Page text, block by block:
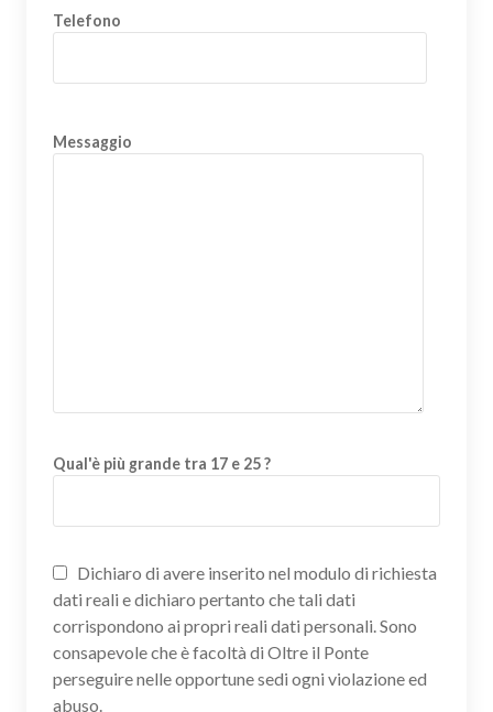
Telefono
Messaggio
Qual'è più grande tra 17 e 25 ?
Dichiaro di avere inserito nel modulo di richiesta
dati reali e dichiaro pertanto che tali dati
corrispondono ai propri reali dati personali. Sono
consapevole che è facoltà di Oltre il Ponte
perseguire nelle opportune sedi ogni violazione ed
abuso.